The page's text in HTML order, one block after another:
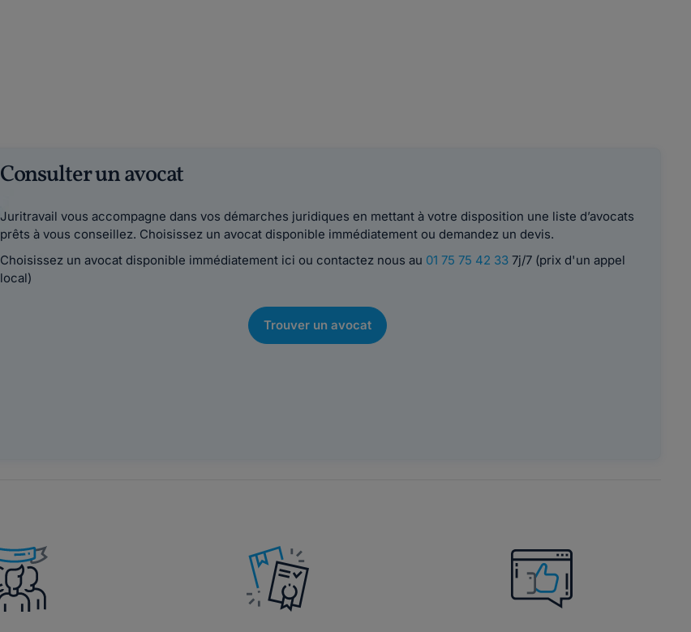
Consulter un avocat
Juritravail vous accompagne dans vos démarches juridiques en mettant à votre disposition une liste d’avocats
prêts à vous conseillez. Choisissez un avocat disponible immédiatement ou demandez un devis.
Choisissez un avocat disponible immédiatement ici ou contactez nous au 01 75 75 42 337j/7 (prix d'un appel
local)
Trouver un avocat